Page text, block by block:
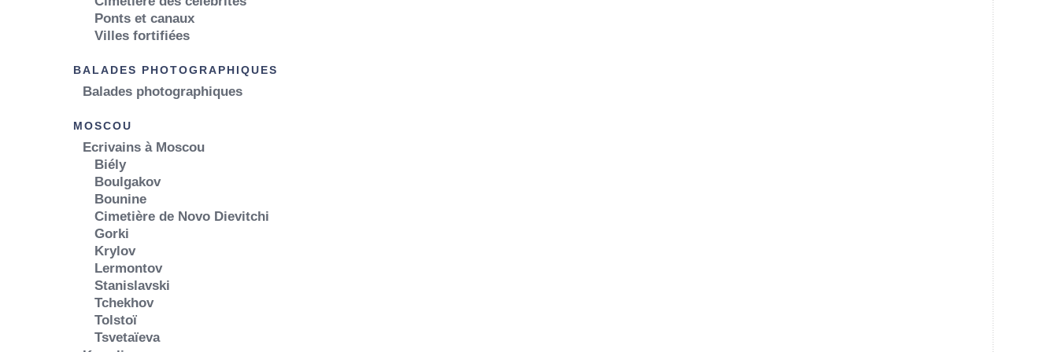
Ponts et canaux
Villes fortifiées
BALADES PHOTOGRAPHIQUES
Balades photographiques
MOSCOU
Ecrivains à Moscou
Biély
Boulgakov
Bounine
Cimetière de Novo Dievitchi
Gorki
Krylov
Lermontov
Stanislavski
Tchekhov
Tolstoï
Tsvetaïeva